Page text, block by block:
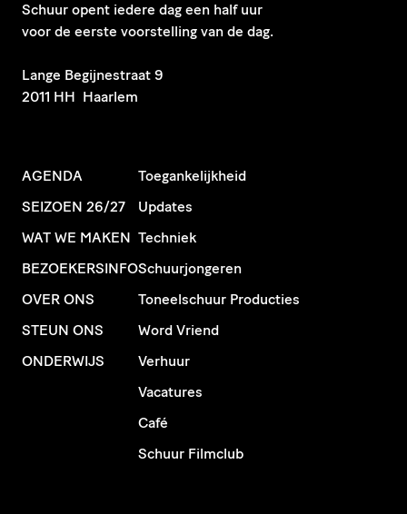
Schuur opent iedere dag een half uur
voor de eerste voorstelling van de dag.
​Lange Begijnestraat 9
2011 HH Haarlem
AGENDA
SEIZOEN 26/27
WAT WE MAKEN
BEZOEKERSINFO
OVER ONS
STEUN ONS
ONDERWIJS
Toegankelijkheid
Updates
Techniek
Schuurjongeren
Toneelschuur Producties
Word Vriend
Verhuur
Vacatures
Café
Schuur Filmclub